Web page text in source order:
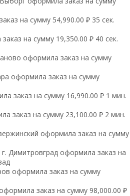
на сумму 54,990.00 ₽ 35 сек.
на сумму 19,350.00 ₽ 40 сек.
оформила заказ на сумму
оформила заказ на сумму
заказ на сумму 16,990.00 ₽ 1 мин.
заказ на сумму 23,100.00 ₽ 2 мин.
оформила заказ на сумму
Димитровград оформила заказ на
оформила заказ на сумму
заказ на сумму 98,000.00 ₽